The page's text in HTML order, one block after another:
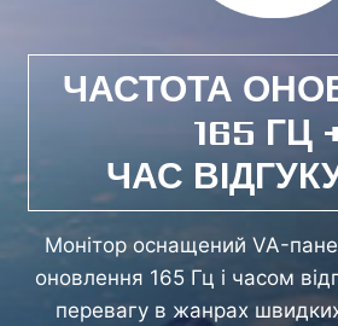
ЧАСТОТА
165 ГЦ
ЧАС
Монітор оснащений VA-
оновлення 165 Гц і часом
перевагу в жанрах